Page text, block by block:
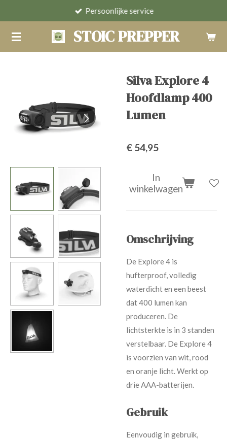
naar
de
STOIC PREPPER
Persoonlijke service
Silva Explore 4
Hoofdlamp 400
Lumen
€ 54,95
In
winkelwagen
Omschrijving
De Explore 4 is
hufterproof, volledig
waterdicht en een beest
dat 400 lumen kan
produceren. De
lichtsterkte is in 3 standen
verstelbaar. De Explore 4
is voorzien van wit, rood
en oranje licht. Werkt op
drie AAA-batterijen.
Gebruik
Eenvoudig in gebruik,